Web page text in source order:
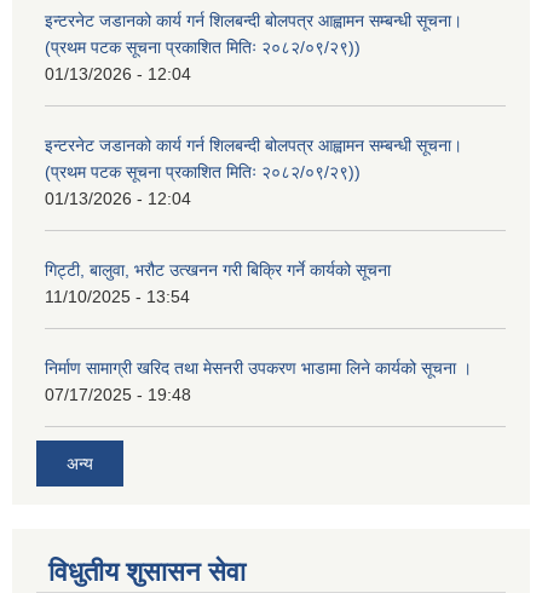
इन्टरनेट जडानको कार्य गर्न शिलबन्दी बोलपत्र आह्वामन सम्बन्धी सूचना।
(प्रथम पटक सूचना प्रकाशित मितिः २०८२/०९/२९))
01/13/2026 - 12:04
इन्टरनेट जडानको कार्य गर्न शिलबन्दी बोलपत्र आह्वामन सम्बन्धी सूचना।
(प्रथम पटक सूचना प्रकाशित मितिः २०८२/०९/२९))
01/13/2026 - 12:04
गिट्टी, बालुवा, भरौट उत्खनन गरी बिक्रि गर्ने कार्यको सूचना
11/10/2025 - 13:54
निर्माण सामाग्री खरिद तथा मेसनरी उपकरण भाडामा लिने कार्यको सूचना ।
07/17/2025 - 19:48
अन्य
विधुतीय शुसासन सेवा